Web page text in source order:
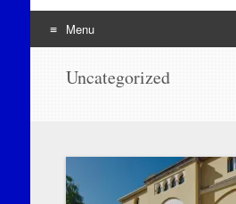
Menu
Uncategorized